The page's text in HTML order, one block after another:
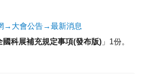
平台
→大會公告→最新消息
國科展補充規定事項(發布版) 」1份。